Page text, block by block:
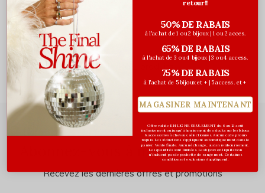
- 10ml
40,00$CA
Avant les taxes
Vu de 1 à 1 produits
Abonnez-vous à notre infolettre
Recevez les dernières offres et promotions
retour!!
50% DE RABAIS
à l'achat de 1 ou 2 bijoux | 1 ou 2 acces.
65% DE RABAIS
à l'achat de 3 ou 4 bijoux | 3 ou 4 access.
75% DE RABAIS
à l'achat de 5 bijoux et + | 5 access. et +
MAGASINER MAINTENANT
Offre valide EN LIGNE SEULEMENT du 6 au 12 août
inclusivement ou jusqu'à épuisement des stocks sur les bijoux
& accessoires à cheveux sélectionnés. Aucun code promo
requis. Les réductions s’appliquent automatiquement dans le
panier. Vente finale. Aucun échange, aucun remboursement.
Les quantités sont limitées. Les bijoux en liquidation
n'incluent pas de pochette de rangement. Certaines
conditions et exclusions s'appliquent.